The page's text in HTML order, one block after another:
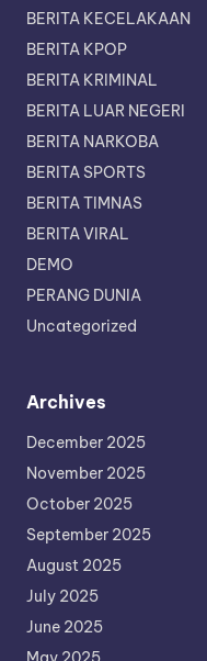
BERITA KECELAKAAN
BERITA KPOP
BERITA KRIMINAL
BERITA LUAR NEGERI
BERITA NARKOBA
BERITA SPORTS
BERITA TIMNAS
BERITA VIRAL
DEMO
PERANG DUNIA
Uncategorized
Archives
December 2025
November 2025
October 2025
September 2025
August 2025
July 2025
June 2025